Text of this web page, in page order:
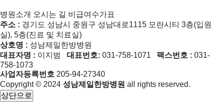
병원소개 오시는 길 비급여수가표
주소 : 경기도 성남시 중원구 성남대로1115 모란시티 3층(입원
실), 5층(진료 및 치료실)
상호명 : 성남제일한방병원
대표자명 : 이지범 대표번호: 031-758-1071 팩스번호 : 031-
758-1073
사업자등록번호 205-94-27340
Copyright © 2024 성남제일한방병원 all rights reserved.
상단으로